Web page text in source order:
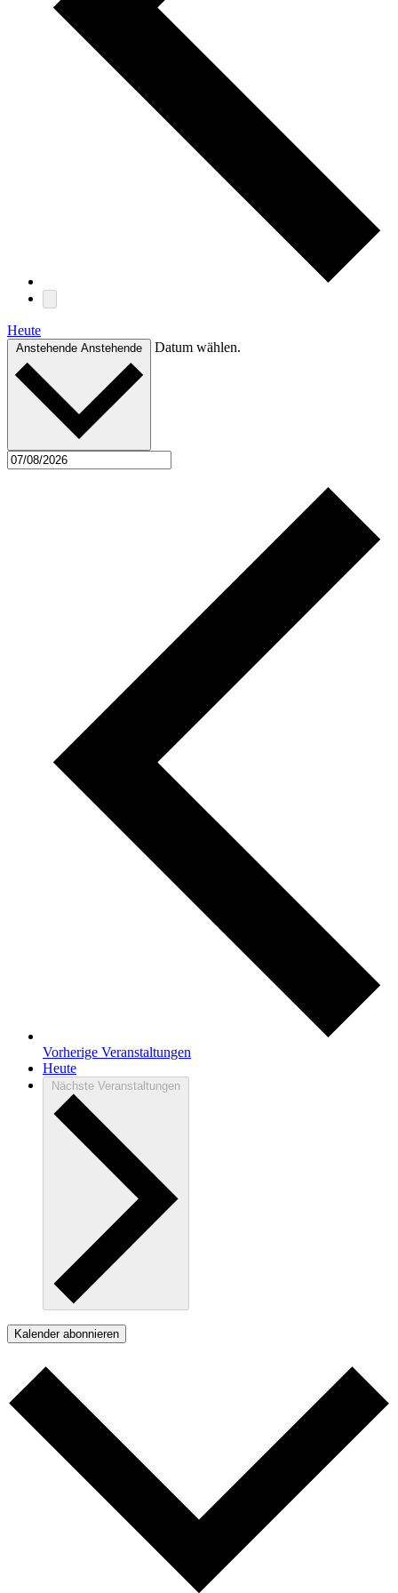
Heute
Anstehende Anstehende Datum wählen.
Vorherige Veranstaltungen
Heute
Nächste Veranstaltungen
Kalender abonnieren